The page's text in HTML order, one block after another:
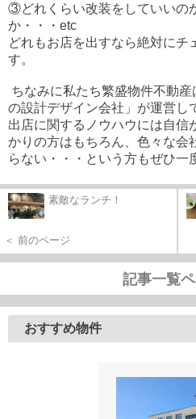
③どれくらい改装をしていいの
か・・・etc
どれもお店を出すなら絶対にチ
す。
ちなみに私たち繁盛物件不動
の設計デザイン会社」が運営し
出店に関するノウハウには自信
かりの方はもちろん、色々な会
らない・・・という方もぜひ一
素敵なランチ！
＜ 前のページ
記事一覧
おすすめ物件